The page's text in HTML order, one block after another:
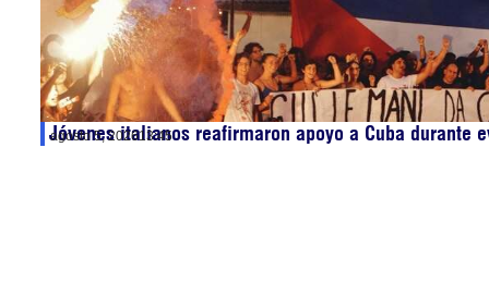
Jóvenes italianos reafirmaron apoyo a Cuba durante
agosto 5, 202613:45